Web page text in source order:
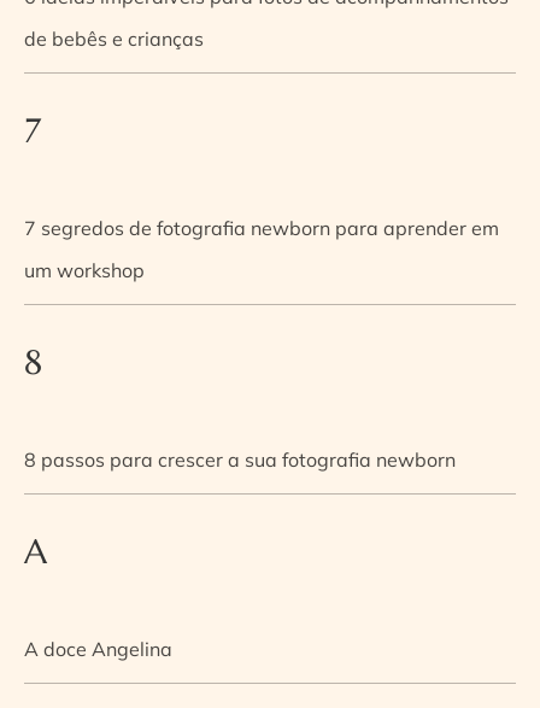
de bebês e crianças
7
7 segredos de fotografia newborn para aprender em
um workshop
8
8 passos para crescer a sua fotografia newborn
A
A doce Angelina